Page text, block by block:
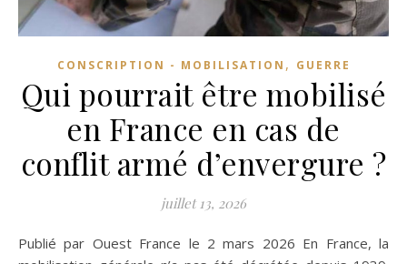
CONSCRIPTION - MOBILISATION , GUERRE
Qui pourrait être mobilisé
en France en cas de
conflit armé d’envergure ?
juillet 13, 2026
Publié par Ouest France le 2 mars 2026 En France, la